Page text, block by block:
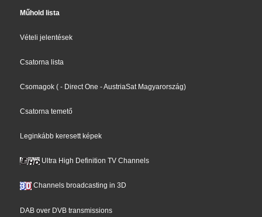
Műhold lista
Vételi jelentések
Csatorna lista
Csomagok (- Direct One - AustriaSat Magyarország)
Csatorna temető
Leginkább keresett képek
Ultra High Definition TV Channels
Channels broadcasting in 3D
DAB over DVB transmissions